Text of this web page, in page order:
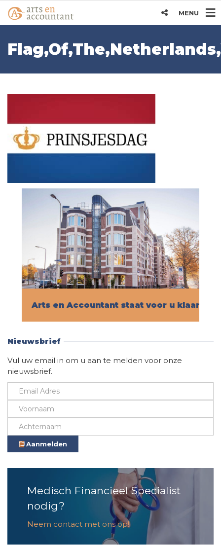
MENU
Arts en Accountant staat voor u klaar!
Nieuwsbrief
Vul uw email in om u aan te melden voor onze
nieuwsbrief.
Aanmelden
Medisch Financieel Specialist
nodig?
Neem contact met ons op!